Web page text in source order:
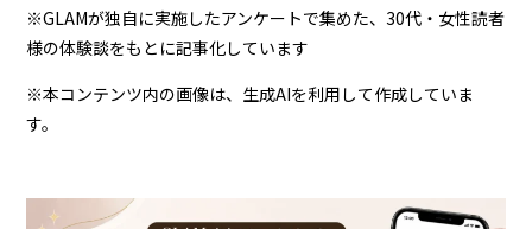
※GLAMが独自に実施したアンケートで集めた、30代・女性読者
様の体験談をもとに記事化しています
※本コンテンツ内の画像は、生成AIを利用して作成していま
す。